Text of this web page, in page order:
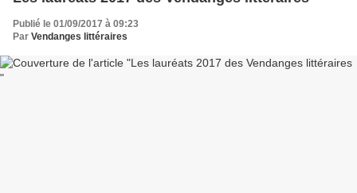
Publié le 01/09/2017 à 09:23
Par Vendanges littéraires